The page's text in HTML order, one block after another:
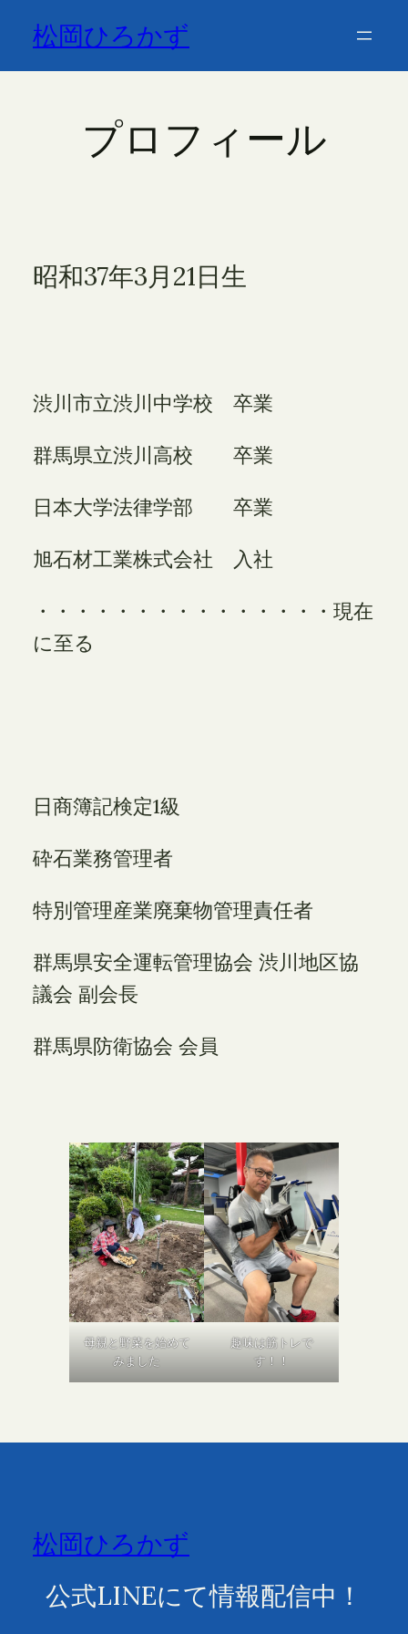
松岡ひろかず
プロフィール
昭和37年3月21日生
渋川市立渋川中学校 卒業
群馬県立渋川高校 卒業
日本大学法律学部 卒業
旭石材工業株式会社 入社
・・・・・・・・・・・・・・・現在
に至る
日商簿記検定1級
砕石業務管理者
特別管理産業廃棄物管理責任者
群馬県安全運転管理協会 渋川地区協
議会 副会長
群馬県防衛協会 会員
母親と野菜を始めて
みました
趣味は筋トレで
す！！
松岡ひろかず
公式LINEにて情報配信中！